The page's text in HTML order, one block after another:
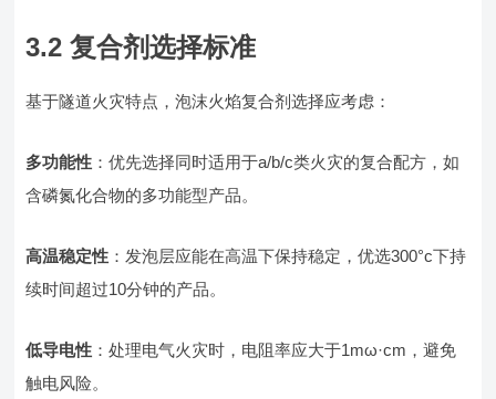
3.2 复合剂选择标准
基于隧道火灾特点，泡沫火焰复合剂选择应考虑：
多功能性 ：优先选择同时适用于a/b/c类火灾的复合配方，如
含磷氮化合物的多功能型产品。
高温稳定性 ：发泡层应能在高温下保持稳定，优选300°c下持
续时间超过10分钟的产品。
低导电性 ：处理电气火灾时，电阻率应大于1mω·cm，避免
触电风险。